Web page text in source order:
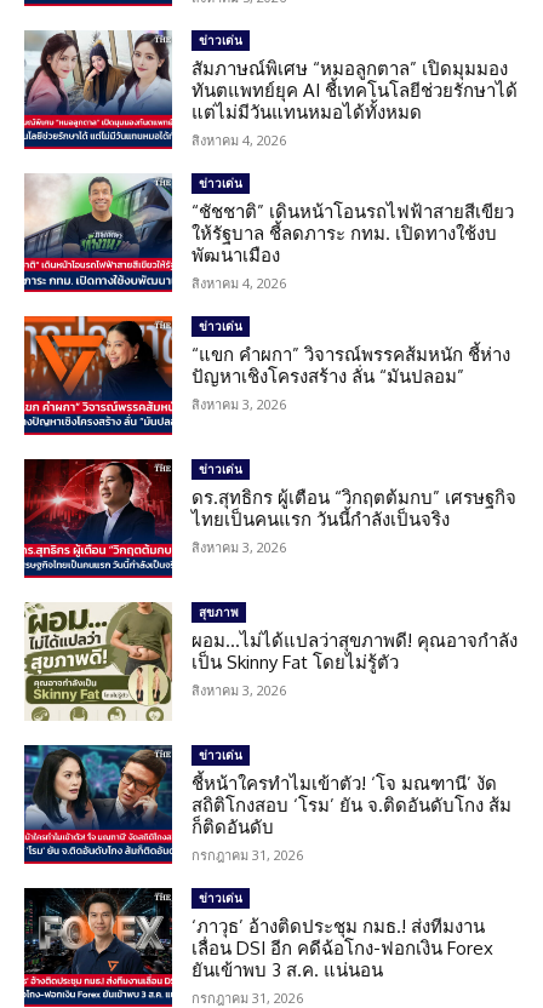
ข่าวเด่น
สัมภาษณ์พิเศษ “หมอลูกตาล” เปิดมุมมอง
ทันตแพทย์ยุค AI ชี้เทคโนโลยีช่วยรักษาได้
แต่ไม่มีวันแทนหมอได้ทั้งหมด
สิงหาคม 4, 2026
ข่าวเด่น
“ชัชชาติ” เดินหน้าโอนรถไฟฟ้าสายสีเขียว
ให้รัฐบาล ชี้ลดภาระ กทม. เปิดทางใช้งบ
พัฒนาเมือง
สิงหาคม 4, 2026
ข่าวเด่น
“แขก คำผกา” วิจารณ์พรรคส้มหนัก ชี้ห่าง
ปัญหาเชิงโครงสร้าง ลั่น “มันปลอม”
สิงหาคม 3, 2026
ข่าวเด่น
ดร.สุทธิกร ผู้เตือน “วิกฤตต้มกบ” เศรษฐกิจ
ไทยเป็นคนแรก วันนี้กำลังเป็นจริง
สิงหาคม 3, 2026
สุขภาพ
ผอม…ไม่ได้แปลว่าสุขภาพดี! คุณอาจกำลัง
เป็น Skinny Fat โดยไม่รู้ตัว
สิงหาคม 3, 2026
ข่าวเด่น
ชี้หน้าใครทำไมเข้าตัว! ‘โจ มณฑานี’ งัด
สถิติโกงสอบ ‘โรม’ ยัน จ.ติดอันดับโกง ส้ม
ก็ติดอันดับ
กรกฎาคม 31, 2026
ข่าวเด่น
‘ภาวุธ’ อ้างติดประชุม กมธ.! ส่งทีมงาน
เลื่อน DSI อีก คดีฉ้อโกง-ฟอกเงิน Forex
ยันเข้าพบ 3 ส.ค. แน่นอน
กรกฎาคม 31, 2026